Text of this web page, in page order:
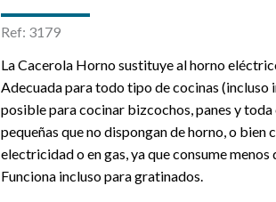
Ref: 3179
La Cacerola Horno sustituye al horno
Adecuada para todo tipo de cocinas (incluso
posible para cocinar bizcochos, panes y
pequeñas que no dispongan de horno, o bien
electricidad o en gas, ya que consume
Funciona incluso para gratinados.